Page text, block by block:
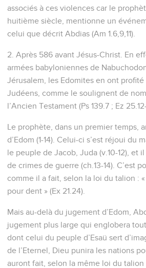
associés à ces violences car le
huitième siècle, mentionne un
celui que décrit Abdias (Am 1.6,9,11).
2. Après 586 avant Jésus-Christ. En
armées babyloniennes de
Jérusalem, les Edomites en ont
Judéens, comme le soulignent de
l’Ancien Testament (Ps 139.7 ; Ez
Le prophète, dans un premier temps,
d’Edom (1-14). Celui-ci s’est réjoui du
le peuple de Jacob, Juda (v.10-12), et
de crimes de guerre (ch.13-14). C’est
comme il a fait, selon la loi du talion :
pour dent » (Ex 21.24).
Mais au-delà du jugement d’Edom,
jugement plus large qui englobera
dont celui du peuple d’Esaü sert
de l’Eternel, Dieu punira les nations
auront fait, selon la même loi du talion